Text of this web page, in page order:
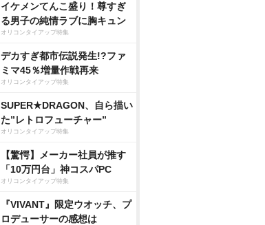
イケメンてんこ盛り！尊すぎ
る男子の純情ラブに胸キュン
オリコンタイアップ特集
デカすぎ都市伝説発生!?ファ
ミマ45％増量作戦再来
オリコンタイアップ特集
SUPER★DRAGON、自ら描い
た”レトロフューチャー”
オリコンタイアップ特集
【驚愕】メーカー社員が推す
「10万円台」神コスパPC
オリコンタイアップ特集
『VIVANT』限定ウオッチ、プ
ロデューサーの感想は